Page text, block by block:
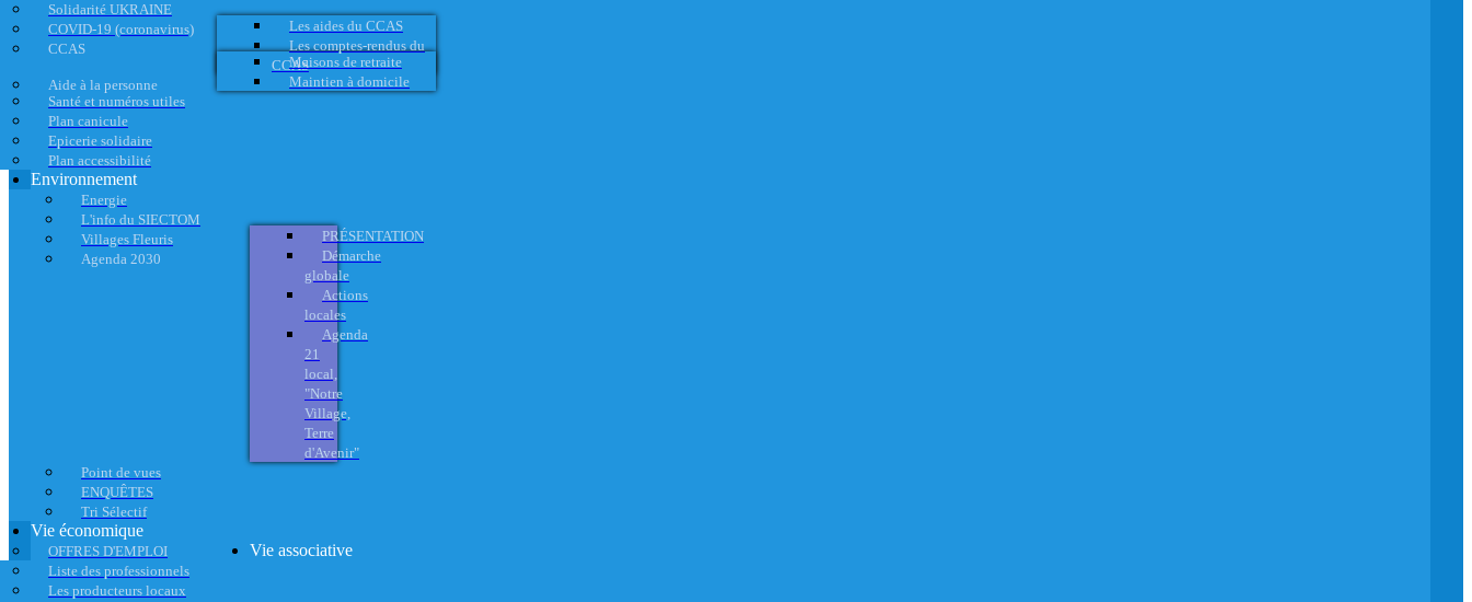
Solidarité UKRAINE
COVID-19 (coronavirus)
CCAS
Les aides du CCAS
Les comptes-rendus du
CCAS
Aide à la personne
Maisons de retraite
Maintien à domicile
Santé et numéros utiles
Plan canicule
Epicerie solidaire
Plan accessibilité
Environnement
Energie
L'info du SIECTOM
Villages Fleuris
Agenda 2030
PRÉSENTATION
Démarche
globale
Actions
locales
Agenda
21
local,
"Notre
Village,
Terre
d'Avenir"
Point de vues
ENQUÊTES
Tri Sélectif
Vie économique
OFFRES D'EMPLOI
Liste des professionnels
Les producteurs locaux
Vie associative